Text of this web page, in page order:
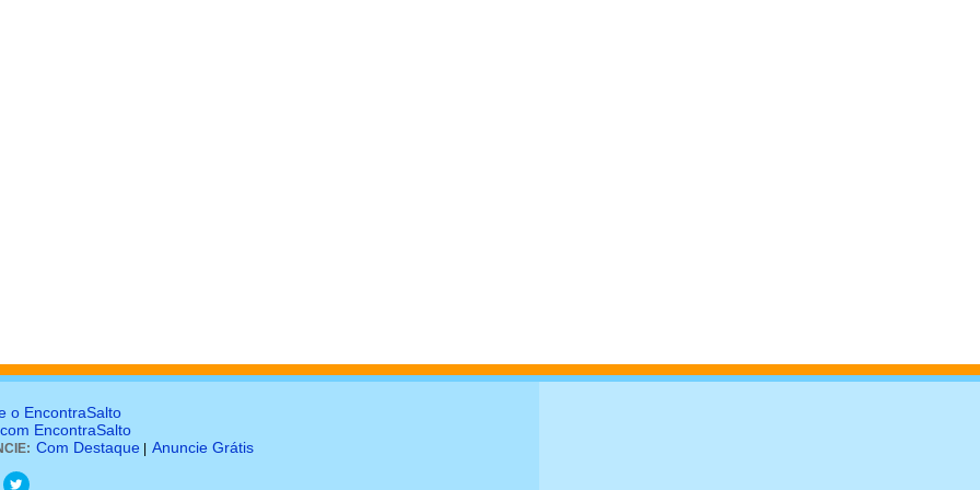
o EncontraSalto
EncontraSalto
Com Destaque Anuncie Grátis